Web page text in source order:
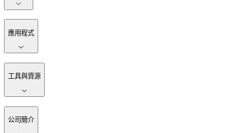
應用程式
工具與資源
公司簡介